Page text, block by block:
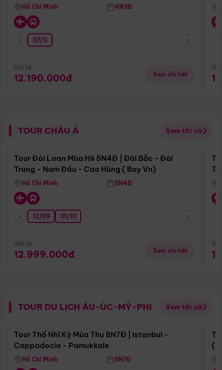
Hồ Chí Minh 4N3Đ
07/11
Giá từ:
12.190.000đ Xem chi tiết
TOUR CHÂU Á Xem tất cả
Điểm nổi bật
Tour Đài Loan Mùa Hè 5N4Đ | Đài Bắc - Đài
Trung - Nam Đầu - Cao Hùng ( Bay Vn)
Hồ Chí Minh 5N4Đ
12/09 01/10
Giá từ:
12.999.000đ Xem chi tiết
TOUR DU LỊCH ÂU-ÚC-MỸ-PHI Xem tất cả
Điểm nổi bật
Tour Thổ Nhĩ Kỳ Mùa Thu 8N7Đ | Istanbul -
Cappadocia - Pamukkale
Hồ Chí Minh 8N7Đ